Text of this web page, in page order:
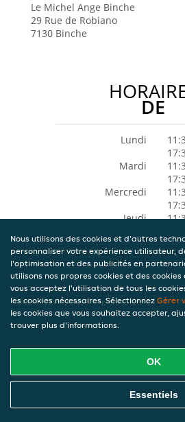
Le Michel Ange Binche
29 Rue de Robiano
7130 Binche
DE
Lundi
Mardi
Mercredi
Jeudi
Vendredi
Samedi
Dimanche
Nous utilisons des cookies et d'autres
personnaliser votre expérience utilisateur,
l'optimisation et des publicités en
utilisons nos propres cookies et des cookies
vous acceptez l'utilisation de tous les
les cookies nécessaires. Sélectionnez Gérer
les cookies que vous souhaitez accepter,
trouver plus d'informations.
OK
Essentiels